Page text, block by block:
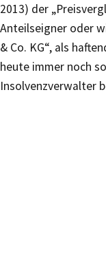
2013) der
Anteilseigner oder
& Co. KG“, als
heute immer noch
Insolvenzverwalter